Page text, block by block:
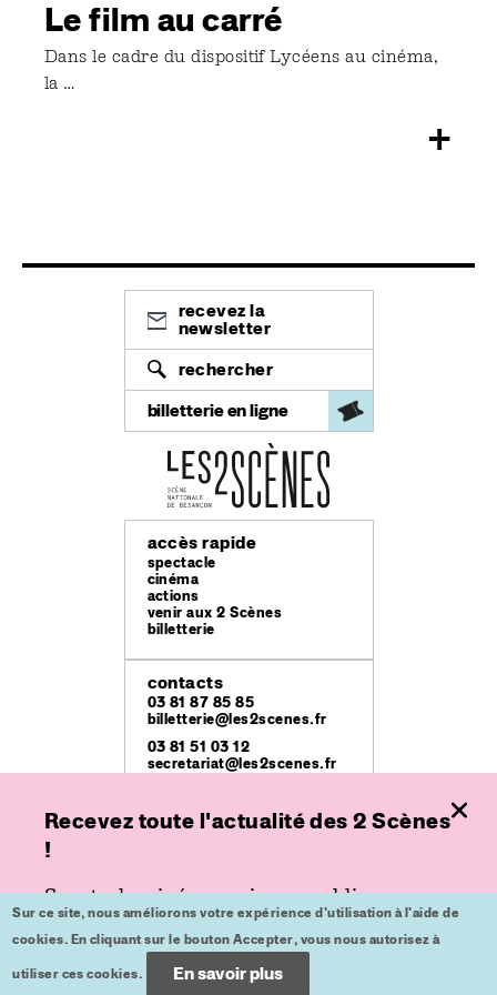
Le film au carré
Dans le cadre du dispositif Lycéens au cinéma,
la …
+
recevez la
newsletter
rechercher
billetterie en ligne
accès rapide
spectacle
cinéma
actions
venir aux 2 Scènes
billetterie
contacts
03 81 87 85 85
billetterie@les2scenes.fr
03 81 51 03 12
secretariat@les2scenes.fr
lieux
place de l'Europe
place du Théâtre
Recevez toute l'actualité des 2 Scènes
!
Spectacle, cinéma ou jeune public,
inscrivez-vous à nos lettres d'informations
pour ne plus rien rater.
Sur ce site, nous améliorons votre expérience d'utilisation à l'aide de
cookies. En cliquant sur le bouton Accepter, vous nous autorisez à
utiliser ces cookies. En savoir plus